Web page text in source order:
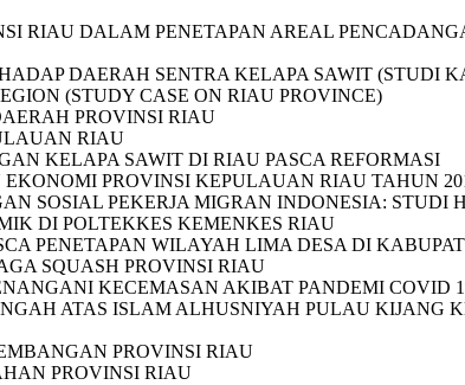
RIAU DALAM PENETAPAN AREAL
DAERAH SENTRA KELAPA SAWIT (STUDI
(STUDY CASE ON RIAU PROVINCE)
PROVINSI RIAU
RIAU
KELAPA SAWIT DI RIAU PASCA REFORMASI
PROVINSI KEPULAUAN RIAU TAHUN
SOSIAL PEKERJA MIGRAN INDONESIA:
DI POLTEKKES KEMENKES RIAU
PENETAPAN WILAYAH LIMA DESA DI
SQUASH PROVINSI RIAU
KECEMASAN AKIBAT PANDEMI COVID
ATAS ISLAM ALHUSNIYAH PULAU KIJANG
PROVINSI RIAU
PROVINSI RIAU